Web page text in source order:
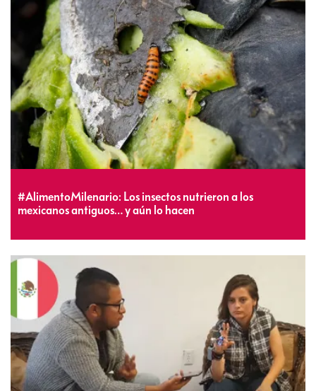
#AlimentoMilenario: Los insectos nutrieron a los
mexicanos antiguos… y aún lo hacen